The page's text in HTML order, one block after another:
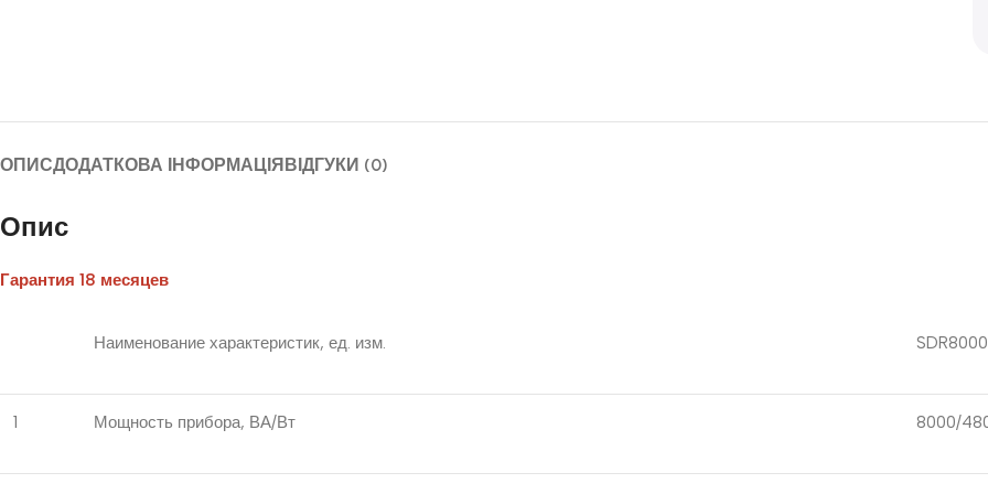
ОПИСДОДАТКОВА ІНФОРМАЦІЯВІДГУКИ (0)
Опис
Гарантия 18 месяцев
Наименование характеристик, ед. изм.
1 Мощность прибора, ВА/Вт 8000/